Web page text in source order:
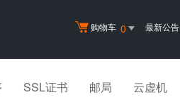
购物车 0 最新公告
SSL证书 邮局 云虚机